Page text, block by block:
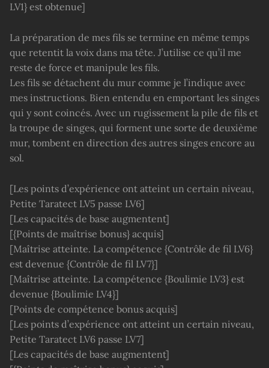
LV1} est obtenue]
La préparation de mes fils se termine en même temps
que retentit la voix dans ma tête. J’utilise ce qu’il me
reste de force et manipule les fils.
Les fils se détachent du mur comme je l’indique avec
mes instructions. Bien entendu en emportant les singes
qui y sont coincés. Avec un rugissement la pile de fils et
la troupe de singes, qui forment une sorte de deuxième
mur, tombent en direction des autres singes encore au
sol.
[Les points d’expérience ont atteint un certain niveau,
Petite Taratect LV5 passe LV6]
[Les capacités de base augmentent]
[{Points de maîtrise bonus} acquis]
[Maîtrise atteinte. La compétence {Contrôle de fil LV6}
est devenue {Contrôle de fil LV7}]
[Maîtrise atteinte. La compétence {Boulimie LV3} est
devenue {Boulimie LV4}]
[Points de compétence bonus acquis]
[Les points d’expérience ont atteint un certain niveau,
Petite Taratect LV6 passe LV7]
[Les capacités de base augmentent]